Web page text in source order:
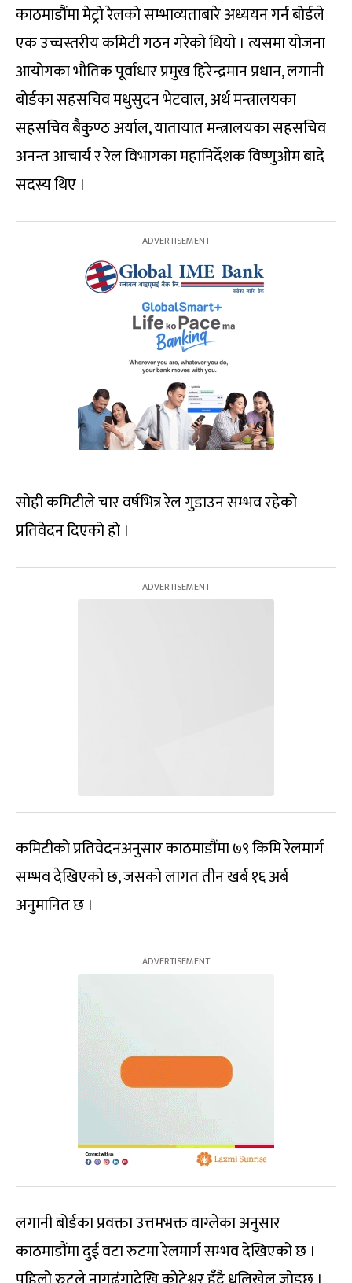
काठमाडौंमा मेट्रो रेलको सम्भाव्यताबारे अध्ययन गर्न बोर्डले
एक उच्चस्तरीय कमिटी गठन गरेको थियो । त्यसमा योजना
आयोगका भौतिक पूर्वाधार प्रमुख हिरेन्द्रमान प्रधान, लगानी
बोर्डका सहसचिव मधुसुदन भेटवाल, अर्थ मन्त्रालयका
सहसचिव बैकुण्ठ अर्याल, यातायात मन्त्रालयका सहसचिव
अनन्त आचार्य र रेल विभागका महानिर्देशक विष्णुओम बादे
सदस्य थिए ।
सोही कमिटीले चार वर्षभित्र रेल गुडाउन सम्भव रहेको
प्रतिवेदन दिएको हो ।
कमिटीको प्रतिवेदनअनुसार काठमाडौंमा ७९ किमि रेलमार्ग
सम्भव देखिएको छ, जसको लागत तीन खर्ब १६ अर्ब
अनुमानित छ ।
लगानी बोर्डका प्रवक्ता उत्तमभक्त वाग्लेका अनुसार
काठमाडौंमा दुई वटा रुटमा रेलमार्ग सम्भव देखिएको छ ।